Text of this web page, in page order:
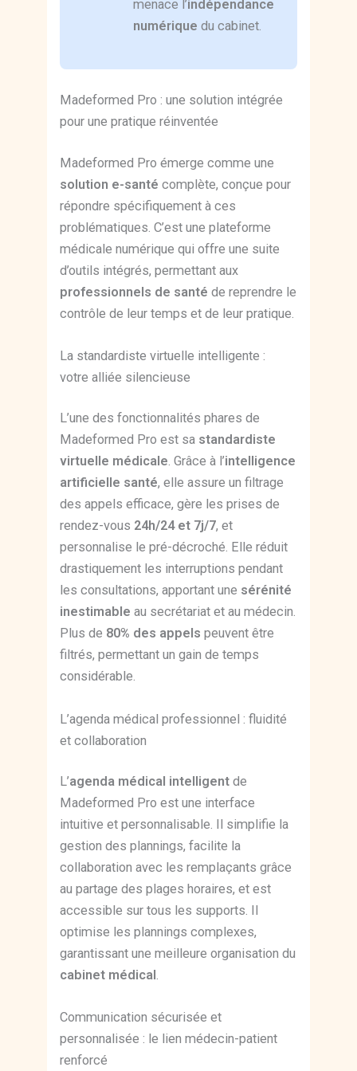
menace l’indépendance
numérique du cabinet.
Madeformed Pro : une solution intégrée
pour une pratique réinventée
Madeformed Pro émerge comme une
solution e-santé complète, conçue pour
répondre spécifiquement à ces
problématiques. C’est une plateforme
médicale numérique qui offre une suite
d’outils intégrés, permettant aux
professionnels de santé de reprendre le
contrôle de leur temps et de leur pratique.
La standardiste virtuelle intelligente :
votre alliée silencieuse
L’une des fonctionnalités phares de
Madeformed Pro est sa standardiste
virtuelle médicale. Grâce à l’intelligence
artificielle santé, elle assure un filtrage
des appels efficace, gère les prises de
rendez-vous 24h/24 et 7j/7, et
personnalise le pré-décroché. Elle réduit
drastiquement les interruptions pendant
les consultations, apportant une sérénité
inestimable au secrétariat et au médecin.
Plus de 80% des appels peuvent être
filtrés, permettant un gain de temps
considérable.
L’agenda médical professionnel : fluidité
et collaboration
L’agenda médical intelligent de
Madeformed Pro est une interface
intuitive et personnalisable. Il simplifie la
gestion des plannings, facilite la
collaboration avec les remplaçants grâce
au partage des plages horaires, et est
accessible sur tous les supports. Il
optimise les plannings complexes,
garantissant une meilleure organisation du
cabinet médical.
Communication sécurisée et
personnalisée : le lien médecin-patient
renforcé